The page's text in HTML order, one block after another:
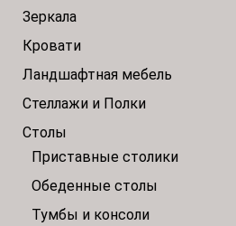
Зеркала
Кровати
Ландшафтная мебель
Стеллажи и Полки
Столы
Приставные столики
Обеденные столы
Тумбы и консоли